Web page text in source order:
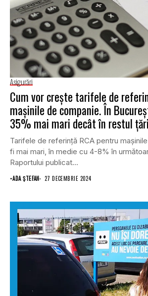
Asigurări
Cum vor crește tarifele de
mașinile de companie. În
35% mai mari decât în restul
Tarifele de referință RCA pentru
fi mai mari, în medie cu 4-8% în
Raportului publicat...
•ADA ȘTEFAN 27 DECEMBRIE 2024